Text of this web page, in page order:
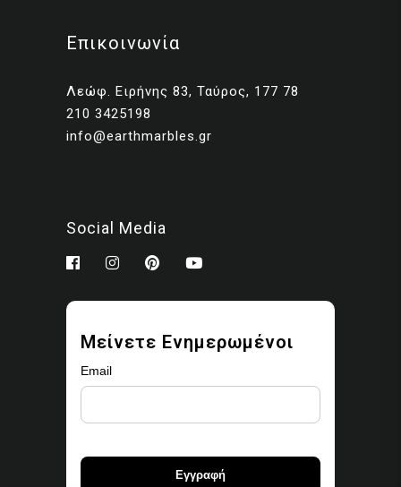
Επικοινωνία
Λεώφ. Ειρήνης 83, Ταύρος, 177 78
210 3425198
info@earthmarbles.gr
Social Media
Μείνετε Ενημερωμένοι
Email